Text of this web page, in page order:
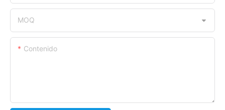
MOQ
Contenido